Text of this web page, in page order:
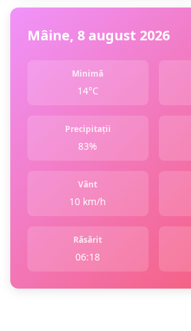
Mâine, 8 august 2026
Minimă
14°C
Precipitații
83%
Vânt
10 km/h
Răsărit
06:18